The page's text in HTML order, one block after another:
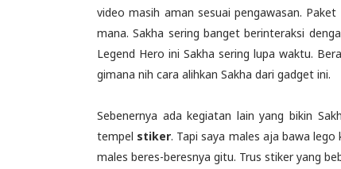
video masih aman sesuai pengawasan.
mana. Sakha sering banget berinteraksi
Legend Hero ini Sakha sering lupa waktu.
gimana nih cara alihkan Sakha dari gadget ini.
Sebenernya ada kegiatan lain yang bikin
tempel stiker. Tapi saya males aja bawa
males beres-beresnya gitu. Trus stiker yang